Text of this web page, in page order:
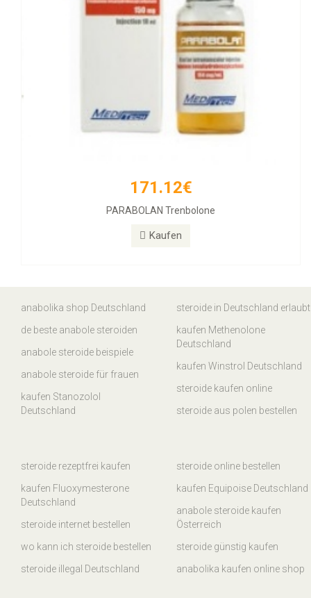
171.12€
PARABOLAN Trenbolone
Kaufen
anabolika shop Deutschland
de beste anabole steroiden
anabole steroide beispiele
anabole steroide für frauen
kaufen Stanozolol
Deutschland
steroide in Deutschland erlaubt
kaufen Methenolone
Deutschland
kaufen Winstrol Deutschland
steroide kaufen online
steroide aus polen bestellen
steroide rezeptfrei kaufen
kaufen Fluoxymesterone
Deutschland
steroide internet bestellen
wo kann ich steroide bestellen
steroide illegal Deutschland
steroide online bestellen
kaufen Equipoise Deutschland
anabole steroide kaufen
Österreich
steroide günstig kaufen
anabolika kaufen online shop